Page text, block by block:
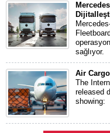
sağlıyor.
Air
The
released
showing: